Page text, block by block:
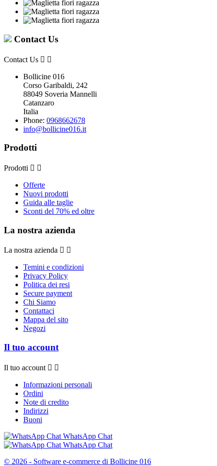
Contact Us
Contact Us  
Bollicine 016
Corso Garibaldi, 242
88049 Soveria Mannelli
Catanzaro
Italia
Phone: 0968662678
info@bollicine016.it
Prodotti
Prodotti  
Offerte
Nuovi prodotti
Guida alle taglie
Sconti del 70% ed oltre
La nostra azienda
La nostra azienda  
Temini e condizioni
Privacy Policy
Politica dei resi
Secure payment
Chi Siamo
Contattaci
Mappa del sito
Negozi
Il tuo account
Il tuo account  
Informazioni personali
Ordini
Note di credito
Indirizzi
Buoni
WhatsApp Chat
WhatsApp Chat
© 2026 - Software e-commerce di Bollicine 016